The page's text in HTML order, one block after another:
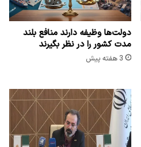
دولت‌ها وظیفه دارند منافع بلند
مدت کشور را در نظر بگیرند
3 هفته پیش